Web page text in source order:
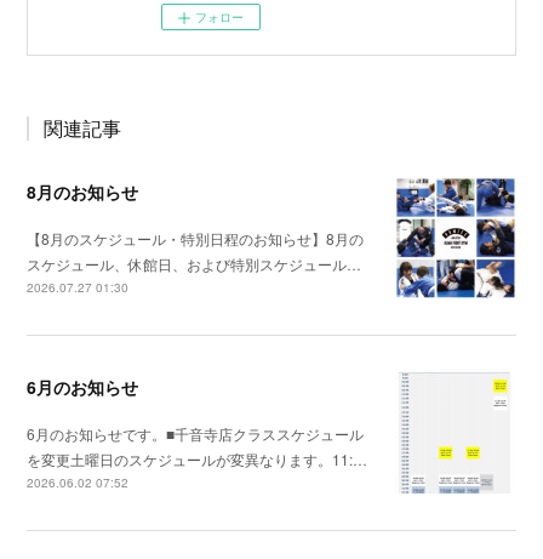
フォロー
関連記事
8月のお知らせ
【8月のスケジュール・特別日程のお知らせ】8月の
スケジュール、休館日、および特別スケジュール…
2026.07.27 01:30
6月のお知らせ
6月のお知らせです。■千音寺店クラススケジュール
を変更土曜日のスケジュールが変異なります。11:…
2026.06.02 07:52